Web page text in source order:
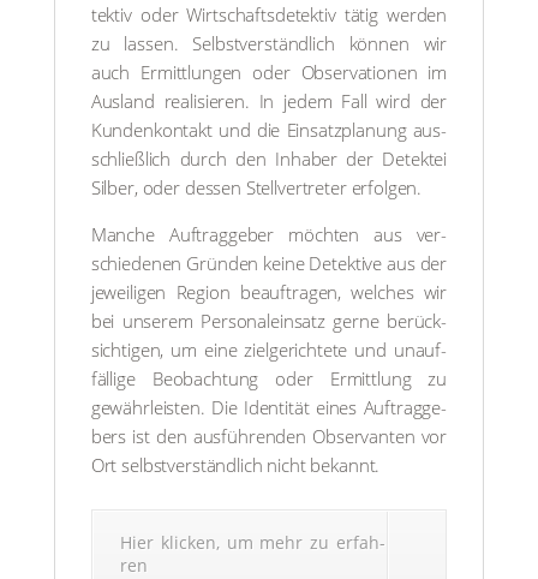
tek­tiv oder Wirt­schafts­de­tek­tiv tätig wer­den
zu las­sen. Selbst­ver­ständ­lich kön­nen wir
auch Ermitt­lun­gen oder Obser­va­tio­nen im
Aus­land rea­li­sie­ren. In jedem Fall wird der
Kun­den­kon­takt und die Ein­satz­pla­nung aus­
schließ­lich durch den Inha­ber der Detek­tei
Sil­ber, oder des­sen Stell­ver­tre­ter erfol­gen.
Man­che Auf­trag­ge­ber möch­ten aus ver­
schie­de­nen Grün­den kei­ne Detek­ti­ve aus der
jewei­li­gen Regi­on beauf­tra­gen, wel­ches wir
bei unse­rem Per­so­nal­ein­satz ger­ne berück­
sich­ti­gen, um eine ziel­ge­rich­te­te und unauf­
fäl­li­ge Beob­ach­tung oder Ermitt­lung zu
gewähr­leis­ten. Die Iden­ti­tät eines Auf­trag­ge­
bers ist den aus­füh­ren­den Obser­van­ten vor
Ort selbst­ver­ständ­lich nicht bekannt.
Hier kli­cken, um mehr zu erfah­
ren